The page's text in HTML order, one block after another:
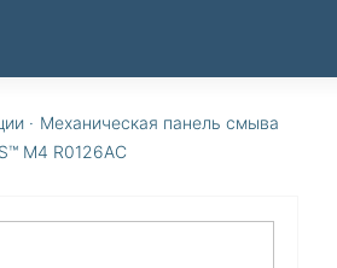
· Механическая панель смыва
M4 R0126AC